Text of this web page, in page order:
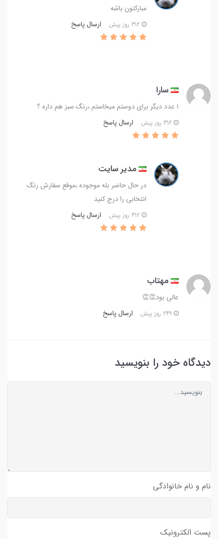
مبارکتون باشه
ارسال پاسخ
سارا
۱ عدد دیگر برای دوستم میخاستم ،رنگ سبز هم داره ؟
ارسال پاسخ
مدیر سایت
در حال حاضر بله موجوده ،موقع سفارش رنگ
انتخابی را درج کنید
ارسال پاسخ
مهتاب
عالی بود👏👏
ارسال پاسخ
دیدگاه خود را بنویسید
نام و نام خانوادگی
پست الکترونیک